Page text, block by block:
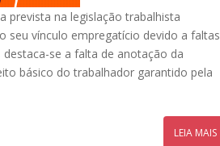
prevista na legislação trabalhista
seu vínculo empregatício devido a faltas
se a falta de anotação da
básico do trabalhador garantido pela
LEIA MAIS